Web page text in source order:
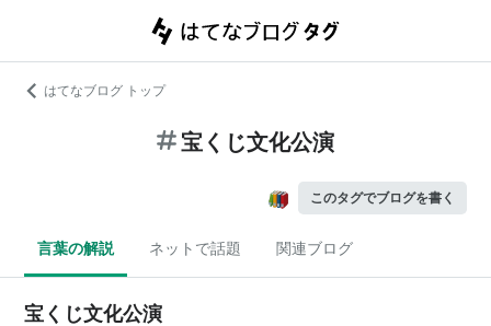
はてなブログ トップ
宝くじ文化公演
このタグでブログを書く
言葉の解説 ネットで話題 関連ブログ
宝くじ文化公演